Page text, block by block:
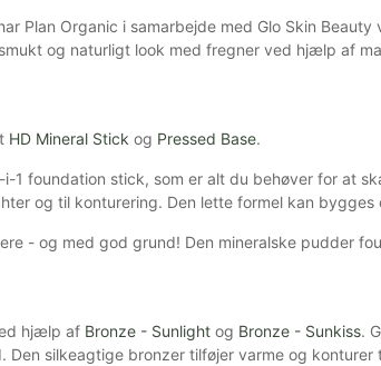
Plan Organic i samarbejde med Glo Skin
og naturligt look med fregner ved hjælp af
HD Mineral Stick og Pressed Base.
1 foundation stick, som er alt du behøver for at
og til konturering. Den lette formel kan
- og med god grund! Den mineralske pudder
hjælp af Bronze - Sunlight og Bronze - Sunkiss.
Den silkeagtige bronzer tilføjer varme og